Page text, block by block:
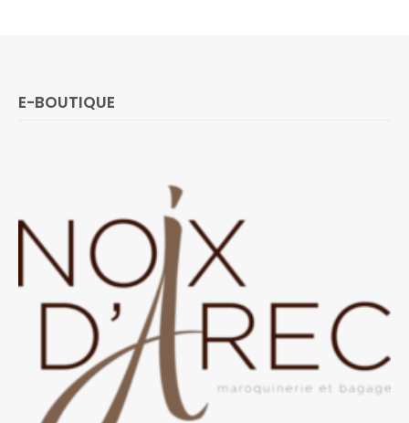
E-BOUTIQUE